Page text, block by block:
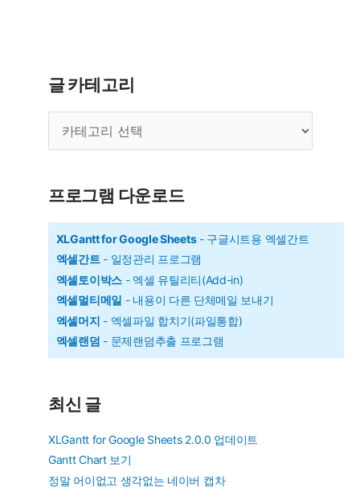
글 카테고리
테
리
프로그램 다운로드
XLGantt for Google Sheets- 구글시트용 엑셀간트
엑셀간트- 일정관리 프로그램
엑셀토이박스 - 엑셀 유틸리티(Add-in)
엑셀멀티메일 - 내용이 다른 단체메일 보내기
엑셀머지 - 엑셀파일 합치기(파일통합)
엑셀랜덤 - 문제랜덤추출 프로그램
최신 글
XLGantt for Google Sheets 2.0.0 업데이트
Gantt Chart 보기
정말 어이없고 생각없는 네이버 캡차